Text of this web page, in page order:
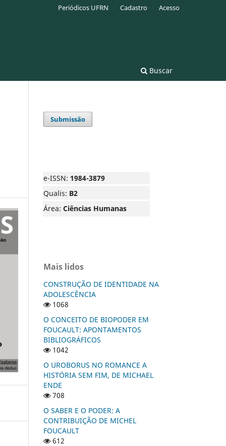
Buscar
Periódicos UFRN Cadastro Acesso
Submissão
e-ISSN: 1984-3879
Qualis: B2
Área: Ciências Humanas
Mais lidos
CONSTRUÇÃO DE IDENTIDADE NA
ADOLESCÊNCIA
1068
O CONCEITO DE BIOPODER EM
FOUCAULT: APONTAMENTOS
BIBLIOGRÁFICOS
1042
O UROBORUS NO ROMANCE A
HISTÓRIA SEM FIM, DE MICHAEL
ENDE
708
O SABER E O PODER: A
CONTRIBUIÇÃO DE MICHEL
FOUCAULT
612